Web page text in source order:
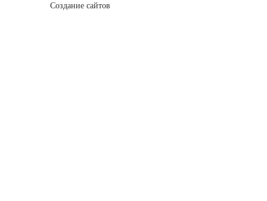
Создание сайтов